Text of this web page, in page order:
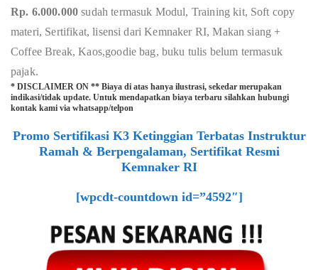
Rp. 6.000.000sudah termasuk Modul, Training kit, Soft copy
materi, Sertifikat, lisensi dari Kemnaker RI, Makan siang +
Coffee Break, Kaos,goodie bag, buku tulis belum termasuk
pajak.
* DISCLAIMER ON ** Biaya di atas hanya ilustrasi, sekedar merupakan
indikasi/tidak update. Untuk mendapatkan biaya terbaru silahkan hubungi
kontak kami via whatsapp/telpon
Promo Sertifikasi K3 Ketinggian Terbatas Instruktur
Ramah & Berpengalaman, Sertifikat Resmi
Kemnaker RI
[wpcdt-countdown id=”4592″]